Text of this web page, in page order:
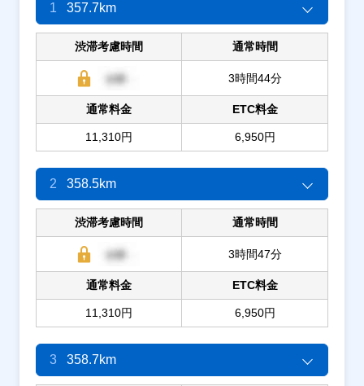
1 357.7km
渋滞考慮時間 通常時間
3時間44分
通常料金
11,310円
ETC料金
6,950円
2 358.5km
渋滞考慮時間 通常時間
3時間47分
通常料金
11,310円
ETC料金
6,950円
3 358.7km